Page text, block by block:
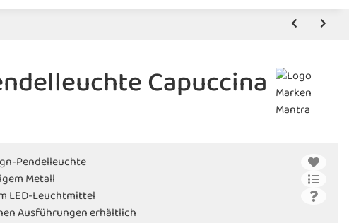
Capuccina
Pendelleuchte
Metall
LED-Leuchtmittel
Ausführungen erhältlich